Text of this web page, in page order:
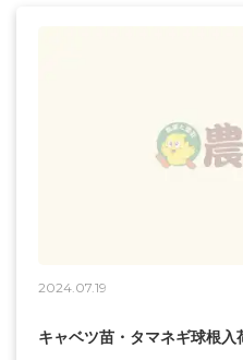
2024.07.19
キャベツ苗・タマネギ球根入